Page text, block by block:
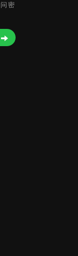
密